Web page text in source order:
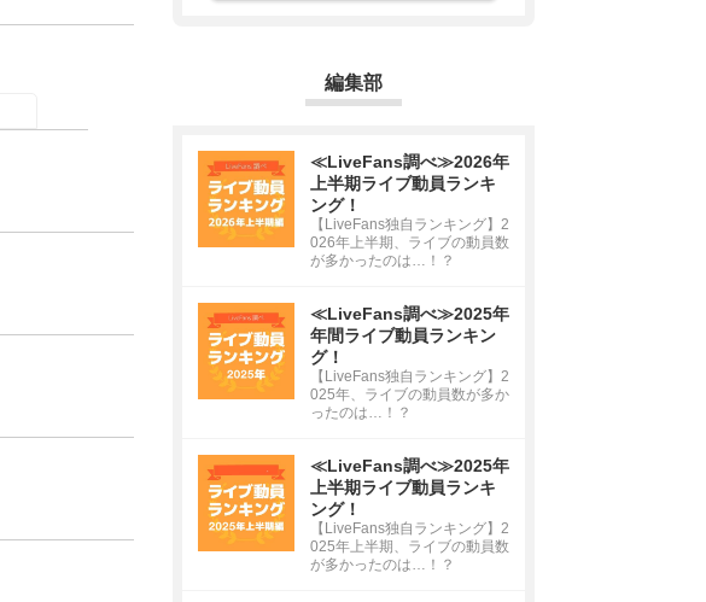
編集部
≪LiveFans調べ≫2026年
上半期ライブ動員ランキ
ング！
【LiveFans独自ランキング】2
026年上半期、ライブの動員数
が多かったのは…！？
≪LiveFans調べ≫2025年
年間ライブ動員ランキン
グ！
【LiveFans独自ランキング】2
025年、ライブの動員数が多か
ったのは…！？
≪LiveFans調べ≫2025年
上半期ライブ動員ランキ
ング！
【LiveFans独自ランキング】2
025年上半期、ライブの動員数
が多かったのは…！？